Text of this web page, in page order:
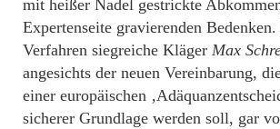
mit heißer Nadel gestrickte
Expertenseite gravierenden
Verfahren siegreiche Kläger Max
angesichts der neuen Vereinbarung,
einer europäischen
sicherer Grundlage werden soll, gar